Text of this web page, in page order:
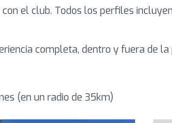
el club. Todos los perfiles
completa, dentro y fuera de la
(en un radio de 35km)